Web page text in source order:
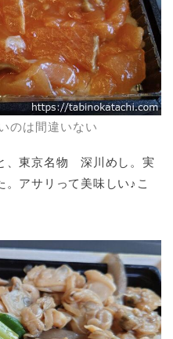
のは間違いない
、東京名物 深川めし。実
アサリって美味しい♪こ